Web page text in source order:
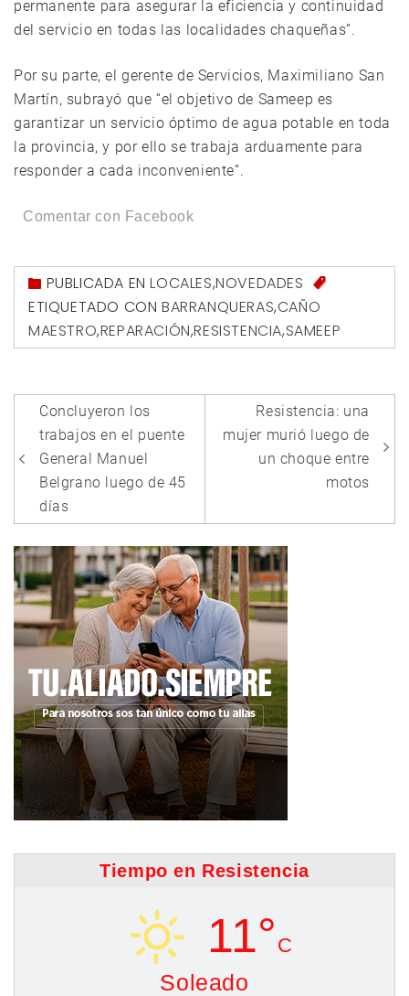
permanente para asegurar la eficiencia y continuidad
del servicio en todas las localidades chaqueñas”.
Por su parte, el gerente de Servicios, Maximiliano San
Martín, subrayó que “el objetivo de Sameep es
garantizar un servicio óptimo de agua potable en toda
la provincia, y por ello se trabaja arduamente para
responder a cada inconveniente”.
Comentar con Facebook
PUBLICADA ENLOCALES,NOVEDADES
ETIQUETADO CON BARRANQUERAS,CAÑO
MAESTRO,REPARACIÓN,RESISTENCIA,SAMEEP
Navegación
de
entradas
Concluyeron los
trabajos en el puente
General Manuel
Belgrano luego de 45
días
Resistencia: una
mujer murió luego de
un choque entre
motos
Tiempo en Resistencia
11° C
Soleado